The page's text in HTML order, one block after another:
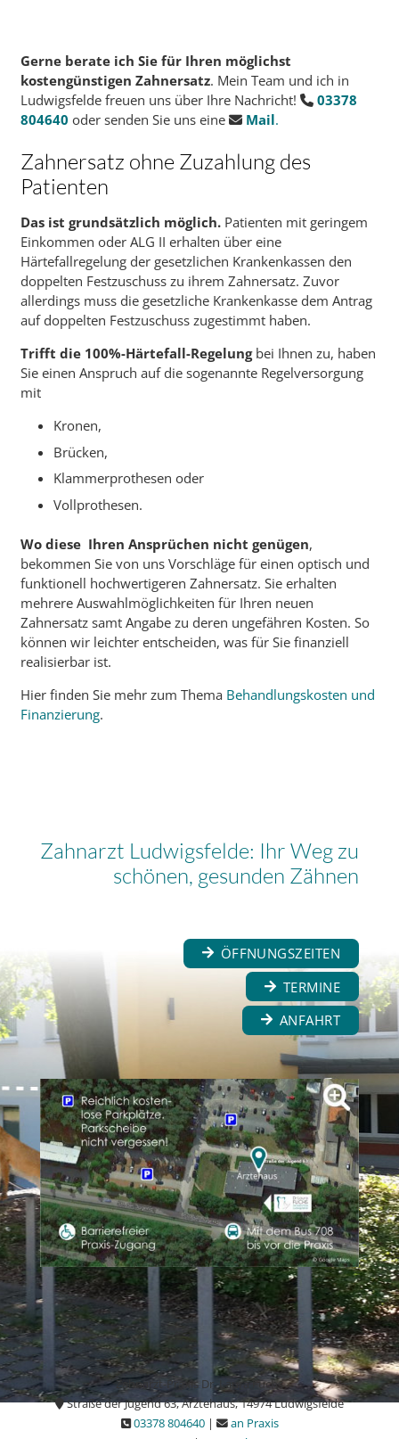
Gerne berate ich Sie für Ihren möglichst
kostengünstigen Zahnersatz. Mein Team und ich in
Ludwigsfelde freuen uns über Ihre Nachricht!
03378
804640 oder senden Sie uns eine Mail.
Zahnersatz ohne Zuzahlung des
Patienten
Das ist grundsätzlich möglich.Patienten mit geringem
Einkommen oder ALG II erhalten über eine
Härtefallregelung der gesetzlichen Krankenkassen den
doppelten Festzuschuss zu ihrem Zahnersatz. Zuvor
allerdings muss die gesetzliche Krankenkasse dem Antrag
auf doppelten Festzuschuss zugestimmt haben.
Trifft die 100%-Härtefall-Regelungbei Ihnen zu, haben
Sie einen Anspruch auf die sogenannte Regelversorgung
mit
Kronen,
Brücken,
Klammerprothesen oder
Vollprothesen.
Wo diese Ihren Ansprüchen nicht genügen,
bekommen Sie von uns Vorschläge für einen optisch und
funktionell hochwertigeren Zahnersatz. Sie erhalten
mehrere Auswahlmöglichkeiten für Ihren neuen
Zahnersatz samt Angabe zu deren ungefähren Kosten. So
können wir leichter entscheiden, was für Sie finanziell
realisierbar ist.
Hier finden Sie mehr zum Thema Behandlungskosten und
Finanzierung.
Zahnarzt Ludwigsfelde: Ihr Weg zu
schönen, gesunden Zähnen
ÖFFNUNGSZEITEN
TERMINE
ANFAHRT
Zahnarzt-Praxis Dr. Laura Fuchs
Straße der Jugend 63, Ärztehaus, 14974 Ludwigsfelde
03378 804640|
an Praxis